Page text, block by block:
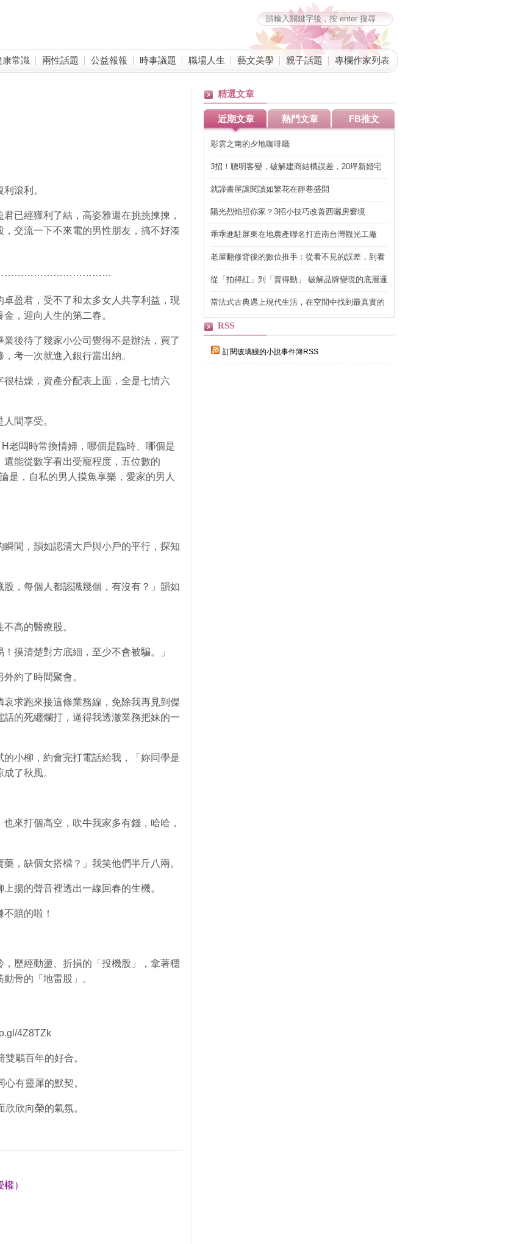
康常識 兩性話題 公益報報 時事議題 職場人生 藝文美學 親子話題 專欄作家列表
滾利。
經獲利了結，高姿雅還在挑挑揀揀，
交流一下不來電的男性朋友，搞不好湊
盈君，受不了和太多女人共享利益，現
，迎向人生的第二春。
後待了幾家小公司覺得不是辦法，買了
考一次就進入銀行當出納。
枯燥，資產分配表上面，全是七情六
間享受。
闆時常換情婦，哪個是臨時、哪個是
能從數字看出受寵程度，五位數的
是，自私的男人摸魚享樂，愛家的男人
間，韻如認清大戶與小戶的平行，探知
，每個人都認識幾個，有沒有？」韻如
高的醫療股。
清楚對方底細，至少不會被騙。」
約了時間聚會。
求跑來接這條業務線，免除我再見到傑
的死纏爛打，逼得我透澈業務把妹的一
小柳，約會完打電話給我，「妳同學是
了秋風。
打個高空，吹牛我家多有錢，哈哈，
缺個女搭檔？」我笑他們半斤八兩。
的聲音裡透出一線回春的生機。
賠的啦！
歷經動盪、折損的「投機股」，拿著穩
骨的「地雷股」。
4Z8TZk
鵰百年的好合。
有靈犀的默契。
欣向榮的氣氛。
權）
精選文章
近期文章 熱門文章 FB推文
彩雲之南的夕地咖啡廳
3招！聰明客變，破解建商結構誤差，20坪新婚宅
就諦書屋讓閱讀如繁花在靜巷盛開
陽光烈焰照你家？3招小技巧改善西曬房窘境
乖乖進駐屏東在地農產聯名打造南台灣觀光工廠
老屋翻修背後的數位推手：從看不見的誤差，到看
從「拍得紅」到「賣得動」 破解品牌變現的底層邏
當法式古典遇上現代生活，在空間中找到最真實的
RSS
訂閱玻璃鰻的小說事件簿RSS